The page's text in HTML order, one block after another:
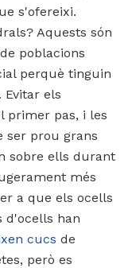
s'ofereixi.
Aquests són
poblacions
perquè tinguin
els
primer pas, i les
ser prou grans
sobre ells durant
més
a que els ocells
d'ocells han
cucs de
però es